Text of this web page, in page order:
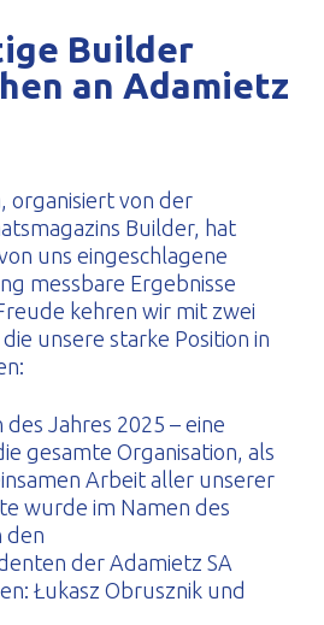
Builder
an Adamietz
organisiert von der
Builder, hat
uns eingeschlagene
messbare Ergebnisse
kehren wir mit zwei
unsere starke Position in
Jahres 2025 – eine
gesamte Organisation, als
Arbeit aller unserer
wurde im Namen des
den
der Adamietz SA
Łukasz Obrusznik und